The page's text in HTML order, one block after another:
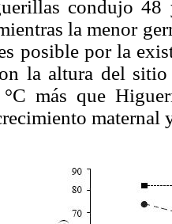
condujo 48
la menor
posible por la
la altura del
más que
maternal